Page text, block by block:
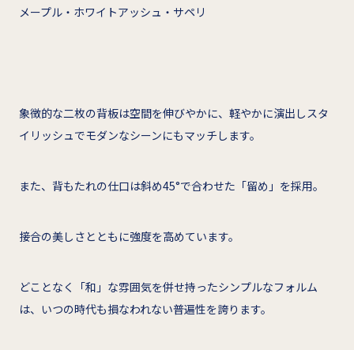
メープル・ホワイトアッシュ・サペリ
象徴的な二枚の背板は空間を伸びやかに、軽やかに演出しスタ
イリッシュでモダンなシーンにもマッチします。
また、背もたれの仕口は斜め45°で合わせた「留め」を採用。
接合の美しさとともに強度を高めています。
どことなく「和」な雰囲気を併せ持ったシンプルなフォルム
は、いつの時代も損なわれない普遍性を誇ります。